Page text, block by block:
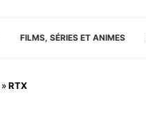
FILMS, SÉRIES ET ANIMES
»RTX